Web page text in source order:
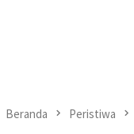
Beranda Peristiwa